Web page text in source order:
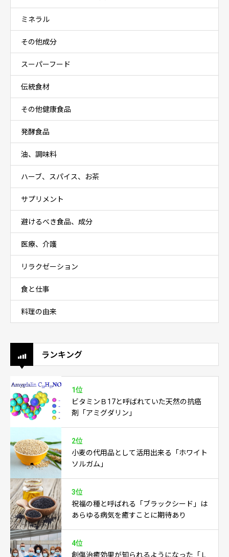
ミネラル
その他成分
スーパーフード
伝統食材
その他健康食品
発酵食品
油、調味料
ハーブ、スパイス、お茶
サプリメント
避けるべき食品、成分
医療、介護
リラクゼーション
食と仕事
料理の由来
ランキング
1位
ビタミンＢ17と呼ばれていた天然の抗癌
剤「アミグダリン」
2位
小麦の代用品として活用出来る「ホワイト
ソルガム」
3位
祝福の種と呼ばれる「ブラックシード」は
あらゆる病気を癒すことに期待あり
4位
創傷治癒効果が知られるようになった「Ｌ